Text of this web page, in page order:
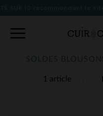
1 article
SOLDES